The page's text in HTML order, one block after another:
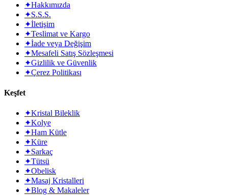
✦Hakkımızda
✦S.S.S.
✦İletişim
✦Teslimat ve Kargo
✦İade veya Değişim
✦Mesafeli Satış Sözleşmesi
✦Gizlilik ve Güvenlik
✦Çerez Politikası
Keşfet
✦Kristal Bileklik
✦Kolye
✦Ham Kütle
✦Küre
✦Sarkaç
✦Tütsü
✦Obelisk
✦Masaj Kristalleri
✦Blog & Makaleler